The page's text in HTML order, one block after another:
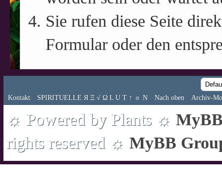
Sie rufen diese Seite
Formular oder den
Kontakt SPIRITUELLE Я Ξ √ Ω L U T ↑ ☼ N Nach oben Archiv-
☼ Powered by Plants ☼
rights reserved ☼ MyBB